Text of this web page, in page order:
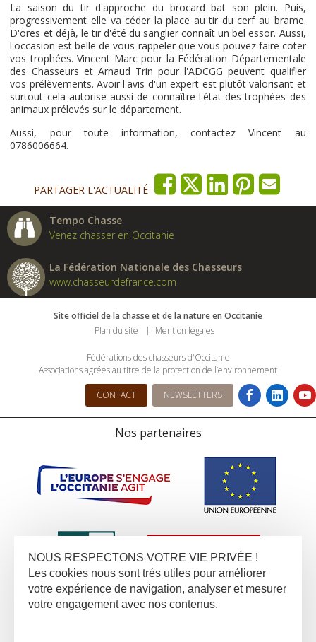
La saison du tir d'approche du brocard bat son plein. Puis,
progressivement elle va céder la place au tir du cerf au brame.
D'ores et déjà, le tir d'été du sanglier connaît un bel essor. Aussi,
l'occasion est belle de vous rappeler que vous pouvez faire coter
vos trophées. Vincent Marc pour la Fédération Départementale
des Chasseurs et Arnaud Trin pour l'ADCGG peuvent qualifier
vos prélèvements. Avoir l'avis d'un expert est plutôt valorisant et
surtout cela autorise aussi de connaître l'état des trophées des
animaux prélevés sur le département.
Aussi, pour toute information, contactez Vincent au
0786006664.
PARTAGER L'ACTUALITÉ
Tempo Chasse
Venez chasser en Occitanie
La Fédération Nationale des Chasseurs
www.chasseurdefrance.com
Site officiel de la chasse et de la nature en Occitanie
Plan du site
Mention légales
Fédérations des chasseurs d'Occitanie
Associations agrées au titre de la protection de l’environnement
CONTACT NEWSLETTERS
Nos partenaires
NOUS RESPECTONS VOTRE VIE PRIVÉE !
Les cookies nous sont trés utiles pour améliorer
votre expérience de navigation, analyser et mesurer
votre engagement avec nos contenus.